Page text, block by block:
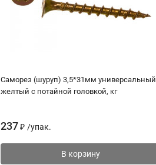
Саморез (шуруп) 3,5*31мм универсальный
желтый с потайной головкой, кг
237 ₽ /упак.
В корзину